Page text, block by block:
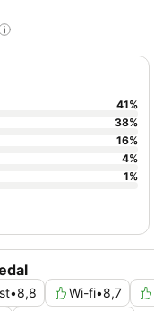
•8,8 Wi-fi•8,7
41%
38%
16%
4%
1%